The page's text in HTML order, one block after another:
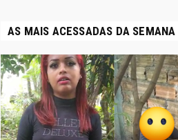
AS MAIS ACESSADAS DA SEMANA